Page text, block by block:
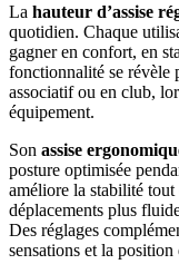
La hauteur d’assise
quotidien. Chaque
gagner en confort, en
fonctionnalité se révèle
associatif ou en club,
équipement.
Son assise
posture optimisée
améliore la stabilité
déplacements plus
Des réglages
sensations et la position